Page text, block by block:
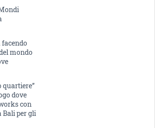
mondo
quartiere”
dove
con
Bali per gli